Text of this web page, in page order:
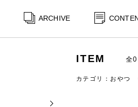
ARCHIVE
ITEM 全
カテゴリ：おやつ